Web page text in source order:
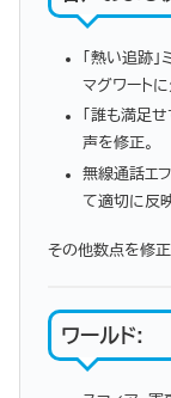
「熱い追跡
マグワート
「誰も満足
声を修正。
無線通話エ
て適切に反
その他数点を修正
ワールド: